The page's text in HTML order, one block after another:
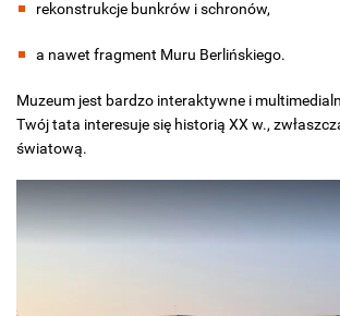
rekonstrukcje bunkrów i schronów,
a nawet fragment Muru Berlińskiego.
Muzeum jest bardzo interaktywne i
Twój tata interesuje się historią XX w.,
światową.